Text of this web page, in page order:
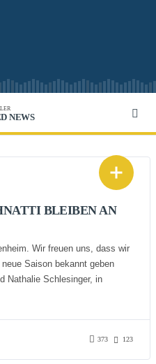
NEWS
BLEIBEN AN
Wir freuen uns, dass wir
Saison bekannt geben
Nathalie Schlesinger, in
373 123